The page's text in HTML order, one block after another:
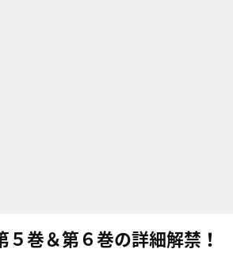
５巻＆第６巻の詳細解禁！